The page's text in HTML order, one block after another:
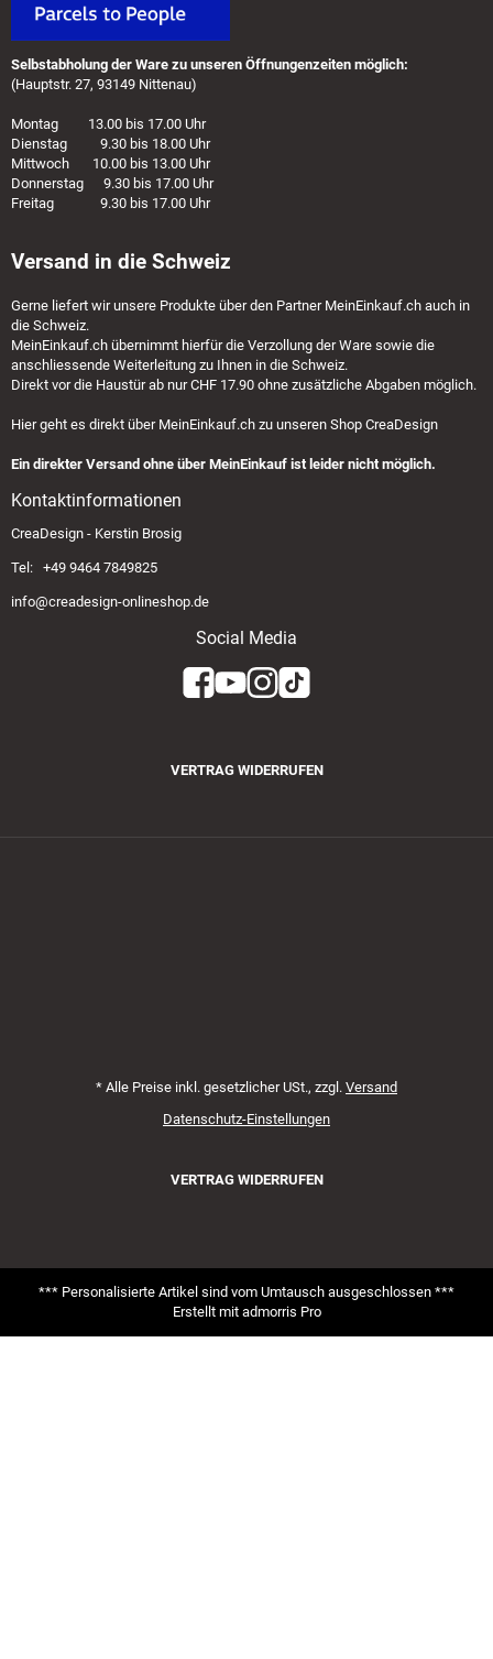
Selbstabholung der Ware zu unseren Öffnungenzeiten möglich:
(Hauptstr. 27, 93149 Nittenau)
Montag 13.00 bis 17.00 Uhr
Dienstag 9.30 bis 18.00 Uhr
Mittwoch 10.00 bis 13.00 Uhr
Donnerstag 9.30 bis 17.00 Uhr
Freitag 9.30 bis 17.00 Uhr
Versand in die Schweiz
Gerne liefert wir unsere Produkte über den Partner MeinEinkauf.ch auch in
die Schweiz.
MeinEinkauf.ch übernimmt hierfür die Verzollung der Ware sowie die
anschliessende Weiterleitung zu Ihnen in die Schweiz.
Direkt vor die Haustür ab nur CHF 17.90 ohne zusätzliche Abgaben möglich.
Hier geht es direkt über MeinEinkauf.ch zu unseren Shop CreaDesign
Ein direkter Versand ohne über MeinEinkauf ist leider nicht möglich.
Kontaktinformationen
CreaDesign - Kerstin Brosig
Tel: +49 9464 7849825
info@creadesign-onlineshop.de
Social Media
VERTRAG WIDERRUFEN
* Alle Preise inkl. gesetzlicher USt., zzgl. Versand
Datenschutz-Einstellungen
VERTRAG WIDERRUFEN
*** Personalisierte Artikel sind vom Umtausch ausgeschlossen ***
Erstellt mit admorris Pro